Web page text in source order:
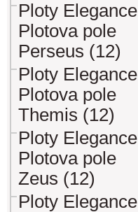
Ploty Elegance
Plotova pole
Perseus (12)
Ploty Elegance
Plotova pole
Themis (12)
Ploty Elegance
Plotova pole
Zeus (12)
Ploty Elegance